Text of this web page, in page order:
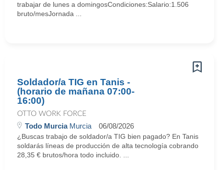
trabajar de lunes a domingosCondiciones:Salario:1.506
bruto/mesJornada ...
Soldador/a TIG en Tanis -
(horario de mañana 07:00-
16:00)
OTTO WORK FORCE
Todo MurciaMurcia 06/08/2026
¿Buscas trabajo de soldador/a TIG bien pagado? En Tanis
soldarás líneas de producción de alta tecnología cobrando
28,35 € brutos/hora todo incluido. ...